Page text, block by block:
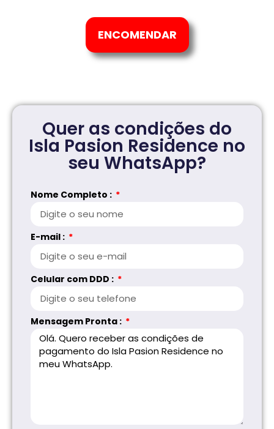
ENCOMENDAR
Quer as condições do
Isla Pasion Residence no
seu WhatsApp?
Nome Completo :
E-mail :
Celular com DDD :
Mensagem Pronta :